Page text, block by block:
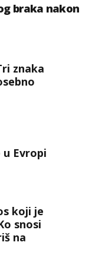
braka nakon
znaka
Evropi
koji je
snosi
na